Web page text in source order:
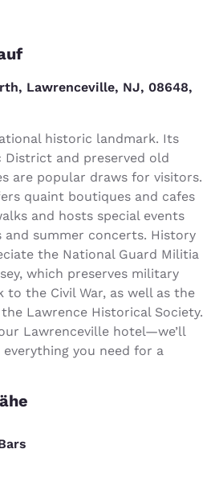
Lawrenceville, NJ, 08648,
historic landmark. Its
District and preserved old
are popular draws for visitors.
quaint boutiques and cafes
and hosts special events
and summer concerts. History
the National Guard Militia
which preserves military
to the Civil War, as well as the
Lawrence Historical Society.
Lawrenceville hotel—we’ll
everything you need for a